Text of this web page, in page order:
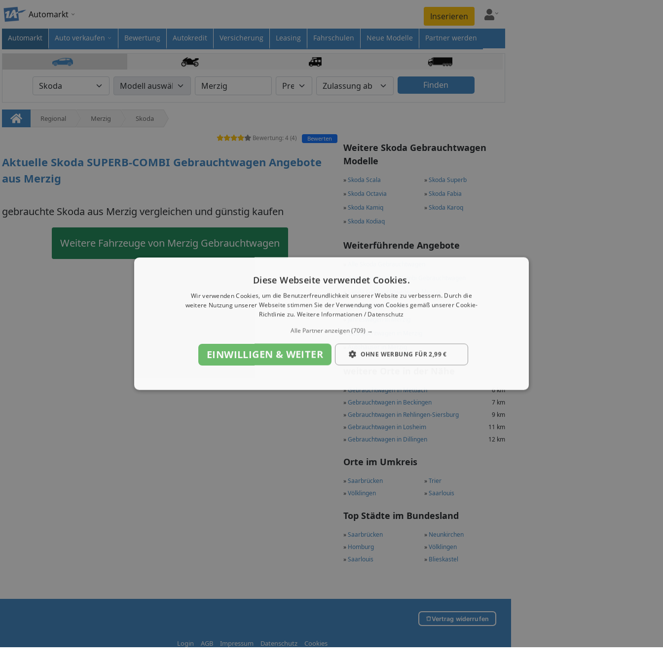
Automarkt Inserieren
Automarkt Auto verkaufen Bewertung Autokredit Versicherung Leasing Fahrschulen Neue Modelle Partner werden
Finden
Regional Merzig Skoda
Weitere Skoda Gebrauchtwagen
Modelle
»Skoda Scala »Skoda Superb
»Skoda Octavia »Skoda Fabia
»Skoda Kamiq »Skoda Karoq
»Skoda Kodiaq
Weiterführende Angebote
»Alle Skoda Superb Combi Gebrauchtwagen
»
Skoda Gebrauchtwagen in Merzig
»Neuwagen in Merzig
»Jahreswagen in Merzig
»Gebrauchtwagen in Merzig
»Autohäuser in Merzig
»Gebrauchtwagen in Mettlach
6 km
»Gebrauchtwagen in Beckingen
7 km
»Gebrauchtwagen in Rehlingen-Siersburg
9 km
»Gebrauchtwagen in Losheim
11 km
»Gebrauchtwagen in Dillingen 12 km
Orte im Umkreis
»Saarbrücken »Trier
»Völklingen »Saarlouis
Top Städte im Bundesland
»Saarbrücken » Neunkirchen
» Homburg »Völklingen
»Saarlouis » Blieskastel
Bewertung: 4 (4) Bewerten
Aktuelle Skoda SUPERB-COMBI Gebrauchtwagen Angebote
aus Merzig
gebrauchte Skoda aus Merzig vergleichen und günstig kaufen
Weitere Fahrzeuge von Merzig Gebrauchtwagen
Vertrag widerrufen
Login AGB Impressum Datenschutz Cookies
Diese Webseite verwendet Cookies.
Wir verwenden Cookies, um die Benutzerfreundlichkeit unserer Website zu verbessern. Durch die
weitere Nutzung unserer Webseite stimmen Sie der Verwendung von Cookies gemäß unserer Cookie-
Richtlinie zu. Weitere Informationen / Datenschutz
Alle Partner anzeigen(709) →
EINWILLIGEN & WEITER OHNE WERBUNG FÜR 2,99 €